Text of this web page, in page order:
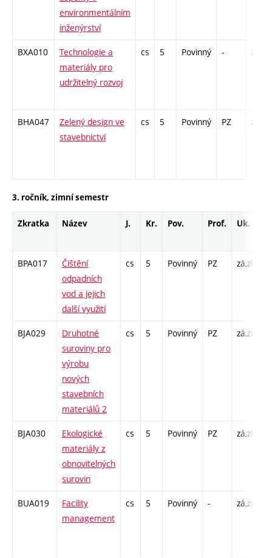
environmentálním
inženýrství
BXA010
Technologie a
materiály pro
udržitelný rozvoj
cs 5 Povinný - zá,zk
BHA047
Zelený design ve
stavebnictví
cs 5 Povinný PZ zá,zk
3. ročník, zimní semestr
Zkratka Název J. Kr. Pov. Prof. Uk.
BPA017
Čištění
odpadních
vod a jejich
další využití
cs 5 Povinný PZ zá,zk
BJA029
Druhotné
suroviny pro
výrobu
nových
stavebních
materiálů 2
cs 5 Povinný PZ zá,zk
BJA030
Ekologické
materiály z
obnovitelných
surovin
cs 5 Povinný PZ zá,zk
BUA019
Facility
management
cs 5 Povinný - zá,zk